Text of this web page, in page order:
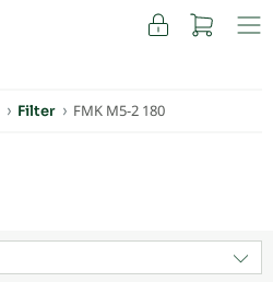
Filter FMK M5-2 180